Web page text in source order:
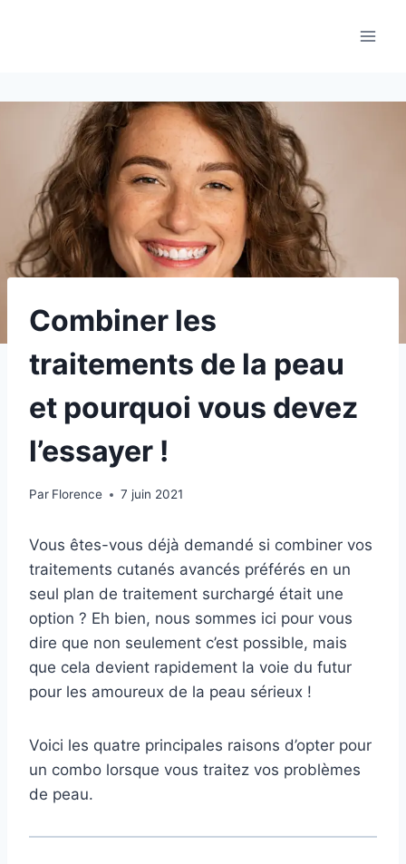
Combiner les
traitements de la peau
et pourquoi vous devez
l’essayer !
Par Florence 7 juin 2021
Vous êtes-vous déjà demandé si combiner vos
traitements cutanés avancés préférés en un
seul plan de traitement surchargé était une
option ? Eh bien, nous sommes ici pour vous
dire que non seulement c’est possible, mais
que cela devient rapidement la voie du futur
pour les amoureux de la peau sérieux !
Voici les quatre principales raisons d’opter pour
un combo lorsque vous traitez vos problèmes
de peau.